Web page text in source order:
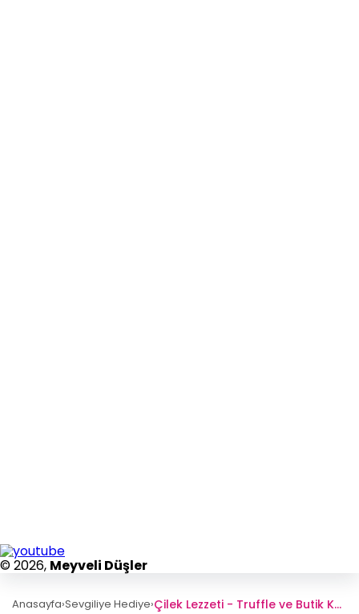
© 2026, Meyveli Düşler
Anasayfa›Sevgiliye Hediye› Çilek Lezzeti - Truffle ve Butik Kurabiye Bahçesi